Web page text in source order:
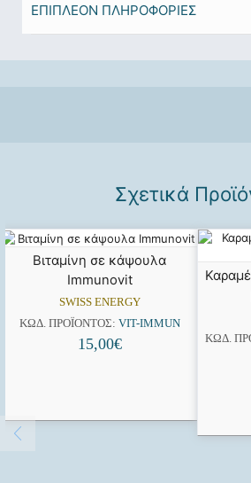
ΕΠΙΠΛΈΟΝ ΠΛΗΡΟΦΟΡΊΕΣ
Σχετικά
Βιταμίνη σε κάψουλα
Immunovit
SWISS ENERGY
ΚΩΔ. ΠΡΟΪΌΝΤΟΣ: VIT-IMMUN
15,00€
ΚΩΔ.